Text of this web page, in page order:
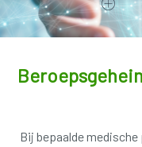
Bij bepaalde